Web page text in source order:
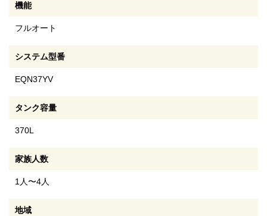
機能
フルオート
システム型番
EQN37YV
タンク容量
370L
家族人数
1人〜4人
地域